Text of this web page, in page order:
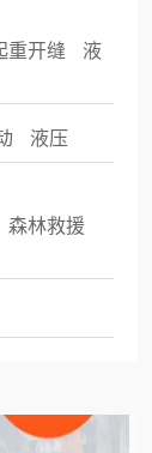
重开缝
液
液压
森林救援